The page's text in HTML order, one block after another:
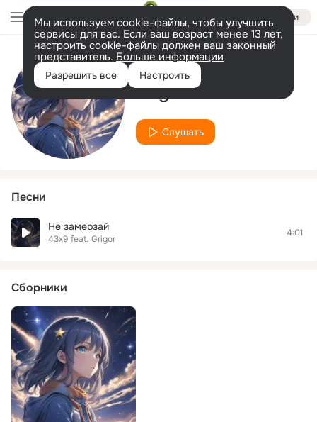
Войти
Мы используем cookie-файлы, чтобы улучшить
сервисы для вас. Если ваш возраст менее 13 лет,
настроить cookie-файлы должен ваш законный
представитель. Больше информации
Разрешить все Настроить
Исполнитель
Grigor
Слушать
Песни
Не замерзай
43x9 feat. Grigor
4:01
Сборники